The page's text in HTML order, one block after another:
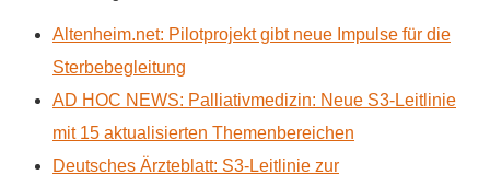
Altenheim.net: Pilotprojekt gibt neue Impulse für die
Sterbebegleitung
AD HOC NEWS: Palliativmedizin: Neue S3-Leitlinie
mit 15 aktualisierten Themenbereichen
Deutsches Ärzteblatt: S3-Leitlinie zur